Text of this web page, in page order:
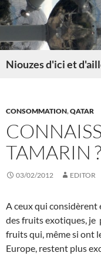
Skip
to
Niouzes d'ici et
CONSOMMATION,QATAR
TAMARIN ?
03/02/2012 EDITOR
A ceux qui considèrent
des fruits exotiques, je
fruits qui, même si ont
Europe, restent plus